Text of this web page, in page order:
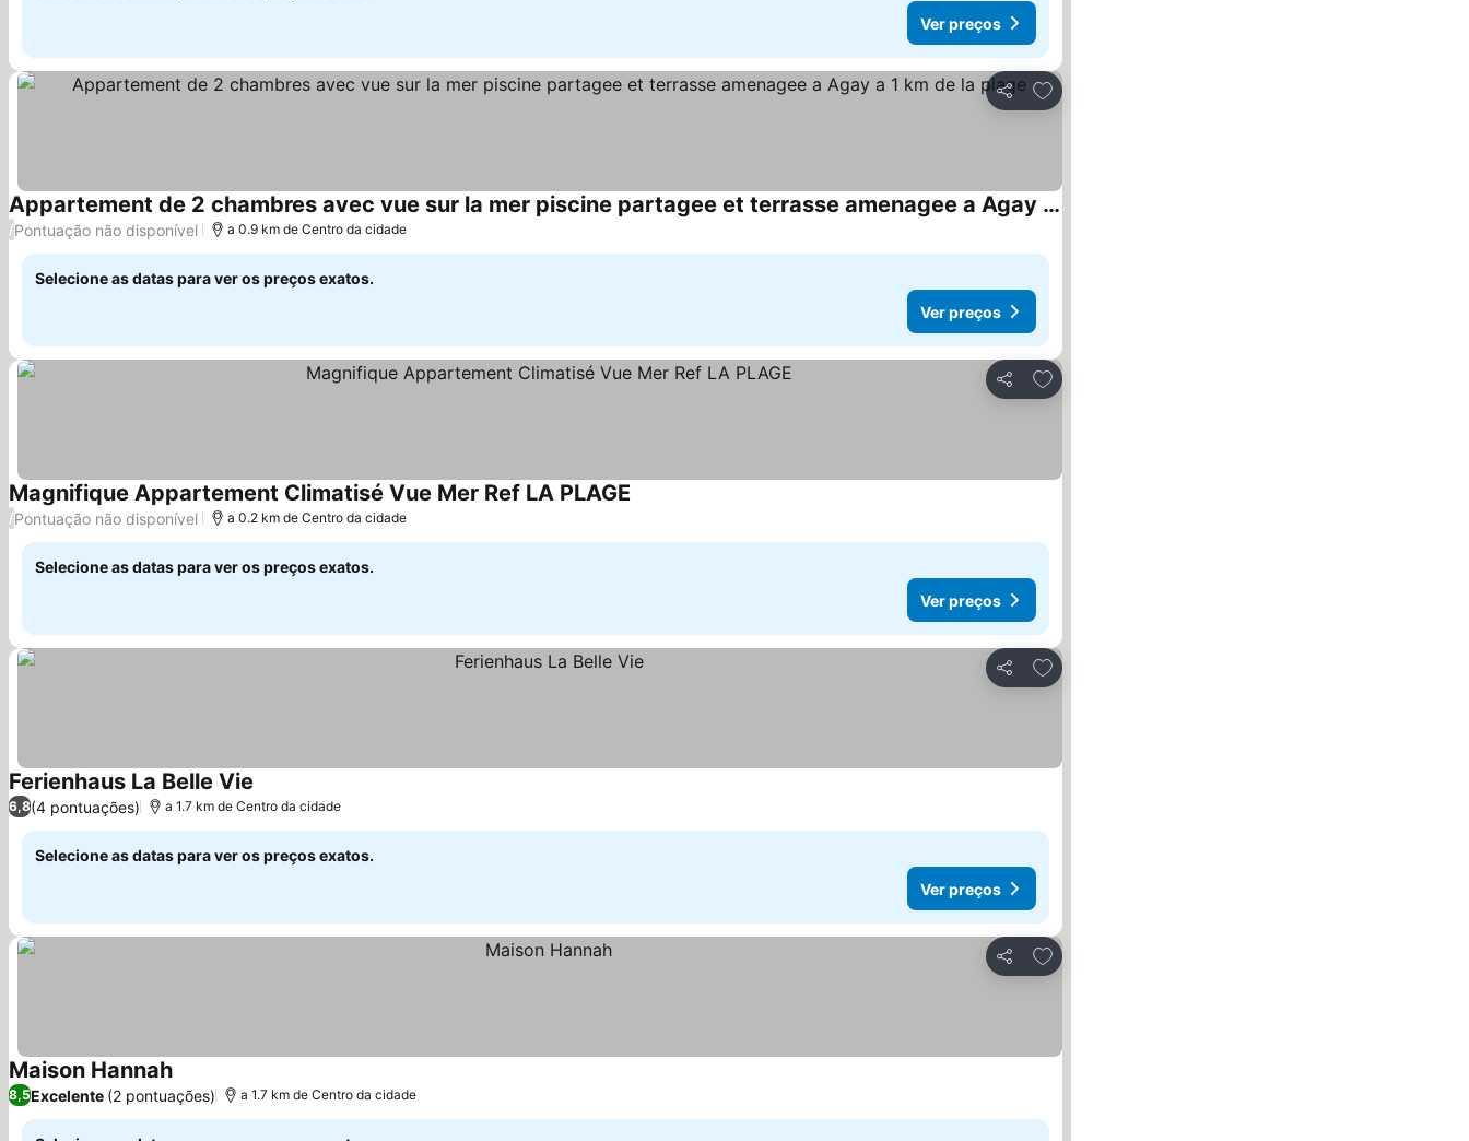
Ver preços
Partilhar
Adicionar aos favoritos
Appartement de 2 chambres avec vue sur la mer piscine partagee et terrasse amenagee a Agay a 1 km de la plage
Ver preços
/Pontuação não disponível a 0.9 km de Centro da cidade
Selecione as datas para ver os preços exatos.
Ver preços
Partilhar
Adicionar aos favoritos
Magnifique Appartement Climatisé Vue Mer Ref LA PLAGE
/Pontuação não disponível a 0.2 km de Centro da cidade
Selecione as datas para ver os preços exatos.
Ver preços
Partilhar
Adicionar aos favoritos
Ferienhaus La Belle Vie
6,8(4 pontuações) a 1.7 km de Centro da cidade
Selecione as datas para ver os preços exatos.
Ver preços
Partilhar
Adicionar aos favoritos
Maison HannahVer preços
8,5Excelente (2 pontuações) a 1.7 km de Centro da cidade